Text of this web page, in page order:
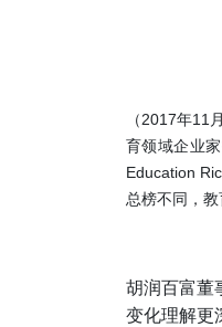
（2017年11 月
育领域企业
Education
总榜不同，
胡润百富董
变化理解更